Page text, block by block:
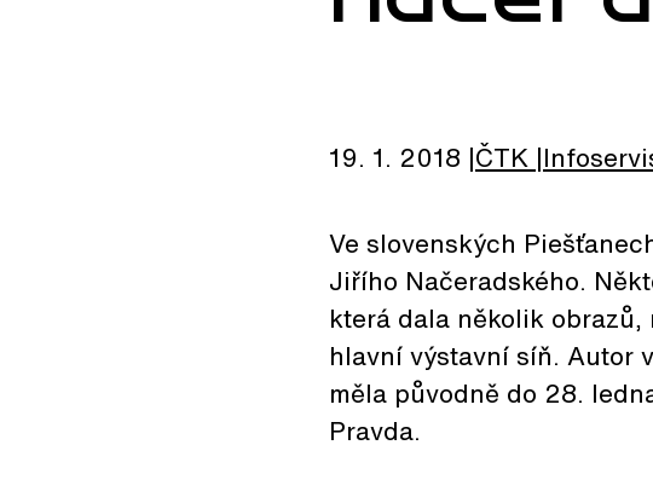
19. 1. 2018 ČTK
Ve slovenských
Jiřího Načeradského.
která dala několik
hlavní výstavní síň. Autor
měla původně do 28.
Pravda.